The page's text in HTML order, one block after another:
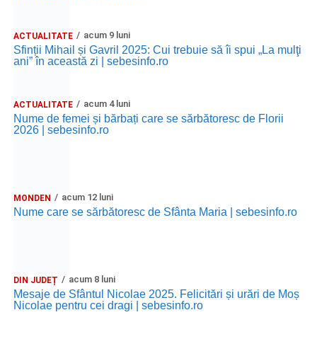
ACTUALITATE acum 9 luni
Sfinții Mihail și Gavril 2025: Cui trebuie să îi spui „La mulţi
ani” în această zi | sebesinfo.ro
ACTUALITATE acum 4 luni
Nume de femei și bărbați care se sărbătoresc de Florii
2026 | sebesinfo.ro
MONDEN acum 12 luni
Nume care se sărbătoresc de Sfânta Maria | sebesinfo.ro
DIN JUDEȚ acum 8 luni
Mesaje de Sfântul Nicolae 2025. Felicitări și urări de Moș
Nicolae pentru cei dragi | sebesinfo.ro